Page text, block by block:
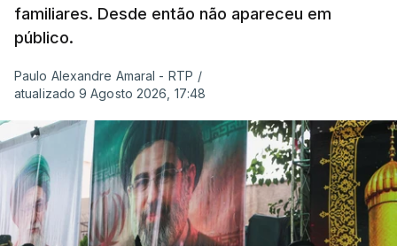
familiares. Desde então não apareceu em
público.
Paulo Alexandre Amaral - RTP /
atualizado 9 Agosto 2026, 17:48